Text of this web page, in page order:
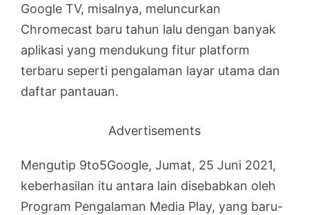
Google TV, misalnya, meluncurkan
Chromecast baru tahun lalu dengan banyak
aplikasi yang mendukung fitur platform
terbaru seperti pengalaman layar utama dan
daftar pantauan.
Advertisements
Mengutip 9to5Google, Jumat, 25 Juni 2021,
keberhasilan itu antara lain disebabkan oleh
Program Pengalaman Media Play, yang baru-